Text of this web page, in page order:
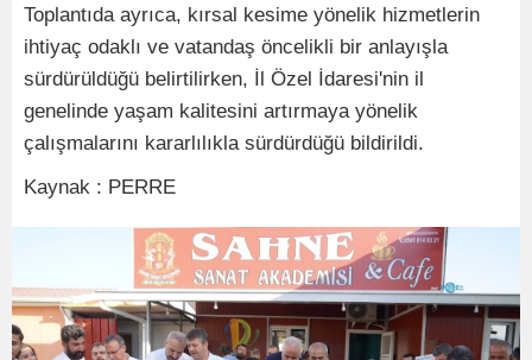
Toplantıda ayrıca, kırsal kesime yönelik hizmetlerin
ihtiyaç odaklı ve vatandaş öncelikli bir anlayışla
sürdürüldüğü belirtilirken, İl Özel İdaresi'nin il
genelinde yaşam kalitesini artırmaya yönelik
çalışmalarını kararlılıkla sürdürdüğü bildirildi.
Kaynak : PERRE